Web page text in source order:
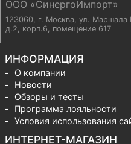
ООО «СинергоИмпорт»
123060, г. Москва, ул. Маршала
д.2, корп.6, помещение 617
ИНФОРМАЦИЯ
О компании
Новости
Обзоры и тесты
Программа лояльности
Условия использования
ИНТЕРНЕТ-МАГАЗИН